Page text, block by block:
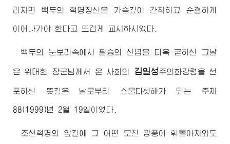
러자면 백두의 혁명정신을 가슴깊이 간직하고 순결하게
이어나가야 한다고 뜨겁게 교시하시였다.
백두의 눈보라속에서 필승의 신념을 더욱 굳히신 그날
은위대한 장군님께서 온 사회의 김일성주의화강령을 선
포하신 뜻깊은 날로부터 스물다섯해가 되는 주체
88(1999)년 2월 19일이였다.
조선혁명의 앞길에 그 어떤 모진 광풍이 휘몰아쳐와도